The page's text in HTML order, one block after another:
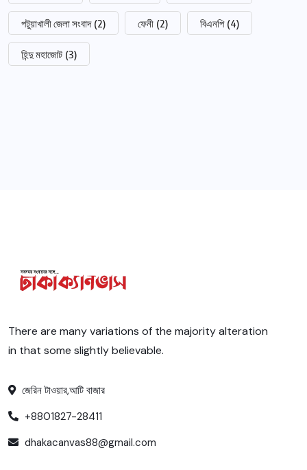
পটুয়াখালী জেলা সংবাদ (2) ফেনী (2) বিএনপি (4)
হিন্দু মহাজোট (3)
There are many variations of the majority alteration
in that some slightly believable.
জেরিন টাওয়ার,আটি বাজার
+8801827-28411
dhakacanvas88@gmail.com